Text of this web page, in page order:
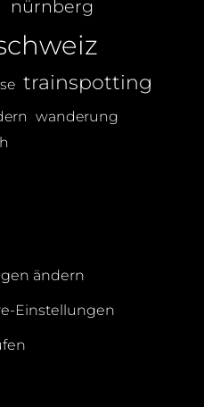
nürnberg
trainspotting
wanderung
ändern
Einstellungen